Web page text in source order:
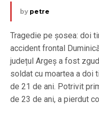
by petre
Tragedie pe șosea: doi
accident frontal
județul Argeș a fost
soldat cu moartea a doi
de 21 de ani. Potrivit
de 23 de ani, a pierdut